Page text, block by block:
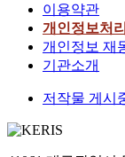
이용약관
개인정보처
개인정보 재
기관소개
저작물 게시